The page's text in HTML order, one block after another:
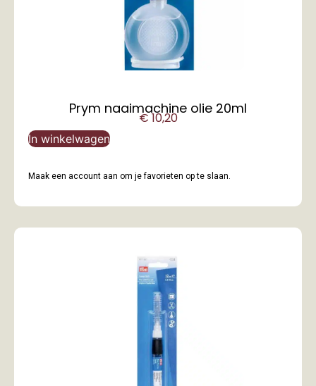
Prym naaimachine olie 20ml
€10,20
In winkelwagen
Maak een account aan om je favorieten op te slaan.